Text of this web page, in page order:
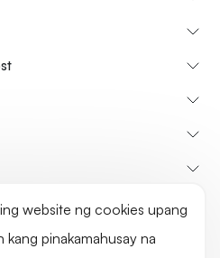
website ng cookies upang
kang pinakamahusay na
sa PrivacyLegalSitemap